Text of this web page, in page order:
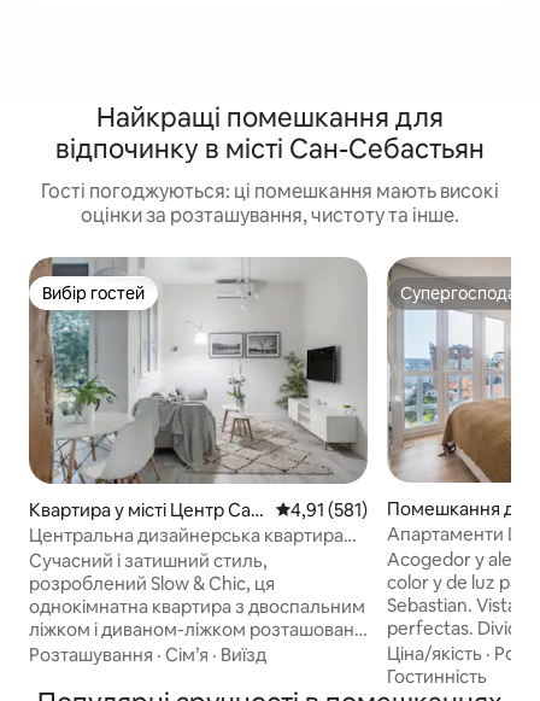
Найкращі помешкання для
відпочинку в місті Сан-Себастьян
Гості погоджуються: ці помешкання мають високі
оцінки за розташування, чистоту та інше.
Вибір гостей
Вибір гостей
Квартира у місті Центр Сан
-Себастьяна
Середня оцінка: 4,91 з 5,
4,91 (581)
Центральна дизайнерська квартира
від Chic Donosti
Сучасний і затишний стиль,
розроблений Slow & Chic, ця
однокімнатна квартира з двоспальним
ліжком і диваном-ліжком розташована
в центрі Сан-Себастьяна, в 5 хвилинах
Розташування · Сім’я · Виїзд
Супергосподар
Супергосподар
Помешкання для
місті Центр Сан-
на
Апартаменти La
студія la concha
Acogedor y
color y de luz
Sebastian. Vistas al mar.
perfectas.
espaciosa y con
salón comedor
Ціна/якість ·
Гостинність